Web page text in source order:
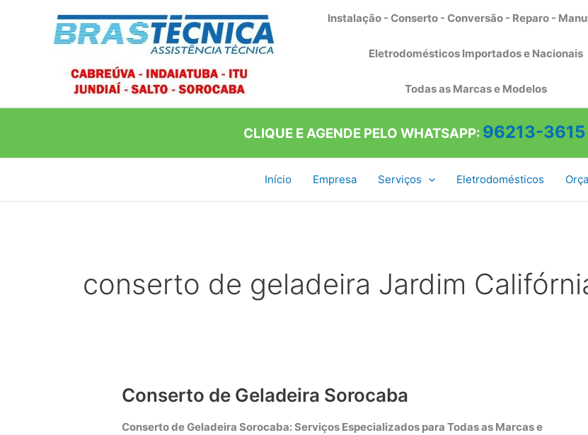
Instalação - Conserto - Conversão - Reparo -
Eletrodomésticos Importados e Nacionais
Todas as Marcas e Modelos
CLIQUE E AGENDE PELO WHATSAPP: 96213-3615
Início Empresa Serviços Eletrodomésticos
conserto de geladeira Jardim
Conserto de Geladeira Sorocaba
Conserto de Geladeira Sorocaba: Serviços Especializados para Todas as Marcas e